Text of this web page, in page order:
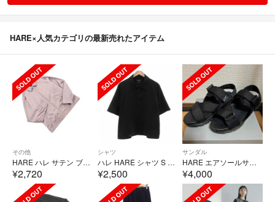
HARE×人気カテゴリの最新売れたアイテム
その他
HARE ハレ サテン ブルゾン ジャケット sizeM/パープル ■◇ レディース
¥2,720
シャツ
ハレ HARE シャツ S 黒 ブラック レギュラーカラー 半袖 /NU
¥2,500
サンダル
HARE エアソールサンダル
¥4,000